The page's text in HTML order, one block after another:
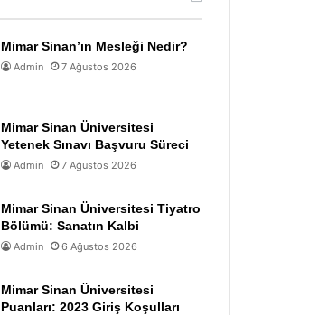
Mimar Sinan’ın Mesleği Nedir?
Admin 7 Ağustos 2026
Mimar Sinan Üniversitesi
Yetenek Sınavı Başvuru Süreci
Admin 7 Ağustos 2026
Mimar Sinan Üniversitesi Tiyatro
Bölümü: Sanatın Kalbi
Admin 6 Ağustos 2026
Mimar Sinan Üniversitesi
Puanları: 2023 Giriş Koşulları